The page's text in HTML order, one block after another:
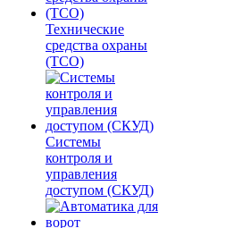
Технические
средства охраны
(ТСО)
Системы
контроля и
управления
доступом (СКУД)